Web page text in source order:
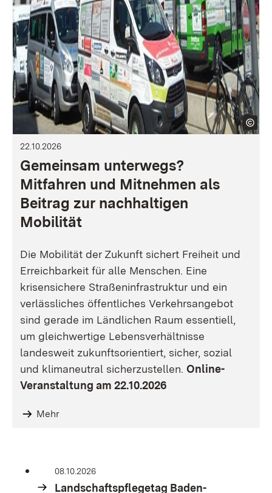
22.10.2026
Gemeinsam unterwegs?
Mitfahren und Mitnehmen als
Beitrag zur nachhaltigen
Mobilität
Die Mobilität der Zukunft sichert Freiheit und
Erreichbarkeit für alle Menschen. Eine
krisensichere Straßeninfrastruktur und ein
verlässliches öffentliches Verkehrsangebot
sind gerade im Ländlichen Raum essentiell,
um gleichwertige Lebensverhältnisse
landesweit zukunftsorientiert, sicher, sozial
und klimaneutral sicherzustellen. Online-
Veranstaltung am 22.10.2026
Mehr
08.10.2026
Landschaftspflegetag Baden-